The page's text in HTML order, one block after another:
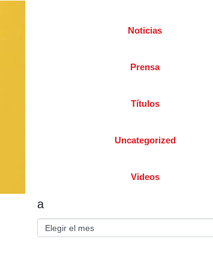
Noticias
Prensa
Títulos
Uncategorized
Videos
a